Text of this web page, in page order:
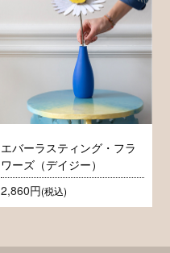
エバーラスティング・フラ
ワーズ（デイジー）
2,860円(税込)